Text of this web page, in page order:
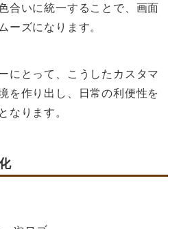
合いに統一することで、画面
ーズになります。
にとって、こうしたカスタマ
を作り出し、日常の利便性を
なります。